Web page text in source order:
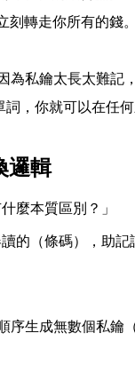
轉走你所有的錢。
為私鑰太長太難記
詞，你就可以在任
邏輯
麼本質區別？」
的（條碼），助記
序生成無數個私